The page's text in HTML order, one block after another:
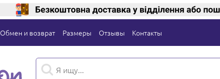
Обмен и возврат Размеры Отзывы Контакты